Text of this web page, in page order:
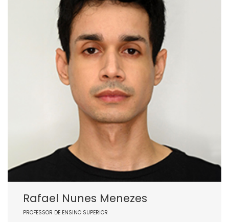
Rafael Nunes Menezes
PROFESSOR DE ENSINO SUPERIOR